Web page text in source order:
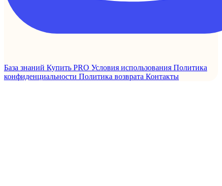
База знаний Купить PRO Условия использования Политика
конфиденциальности Политика возврата Контакты